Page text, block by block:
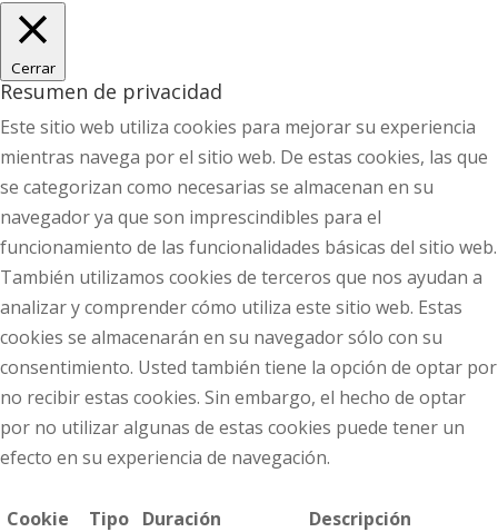
Cerrar
Resumen de privacidad
Este sitio web utiliza cookies para mejorar su experiencia
mientras navega por el sitio web. De estas cookies, las que
se categorizan como necesarias se almacenan en su
navegador ya que son imprescindibles para el
funcionamiento de las funcionalidades básicas del sitio web.
También utilizamos cookies de terceros que nos ayudan a
analizar y comprender cómo utiliza este sitio web. Estas
cookies se almacenarán en su navegador sólo con su
consentimiento. Usted también tiene la opción de optar por
no recibir estas cookies. Sin embargo, el hecho de optar
por no utilizar algunas de estas cookies puede tener un
efecto en su experiencia de navegación.
Cookie Tipo Duración Descripción